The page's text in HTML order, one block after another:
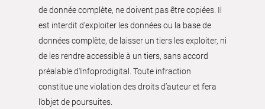
de donnée complète, ne doivent pas être copiées. Il
est interdit d’exploiter les données ou la base de
données complète, de laisser un tiers les exploiter, ni
de les rendre accessible à un tiers, sans accord
préalable d'Infoprodigital. Toute infraction
constitue une violation des droits d’auteur et fera
l’objet de poursuites.